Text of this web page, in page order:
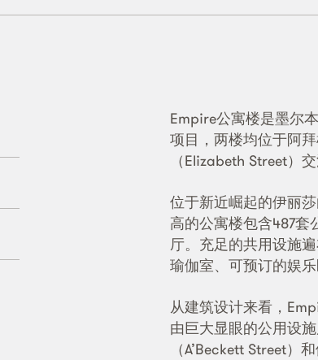
Empire公寓楼是墨尔
项目，两楼均位于阿
（Elizabeth Street）
位于新近崛起的伊丽
高的公寓楼包含487
厅。充足的共用设施
瑜伽室、可预订的娱乐
从建筑设计来看，
由巨大显眼的公用设
（A’Beckett Street